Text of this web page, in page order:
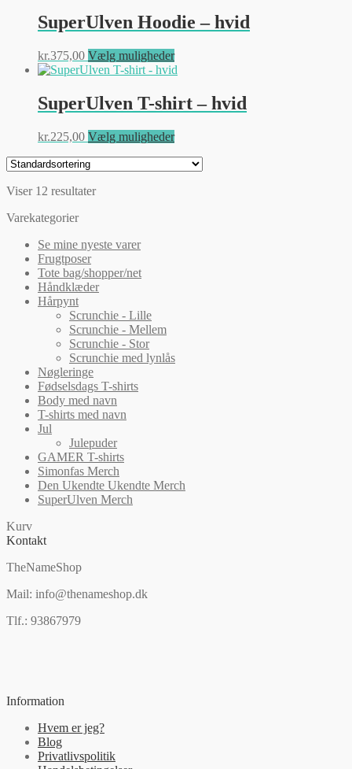
varesiden
flere
varianter.
kan
vælges
varesiden
SuperUlven Hoodie – hvid
kr.375,00 Vælg mulighederDette
vare
flere
varianter.
kan
vælges
på
SuperUlven T-shirt – hvid
kr.225,00 Vælg mulighederDette
Viser 12 resultater
Varekategorier
Se mine nyeste varer
Frugtposer
Tote bag/shopper/net
Håndklæder
Hårpynt
Scrunchie - Lille
Scrunchie - Mellem
Scrunchie - Stor
Scrunchie med lynlås
Nøgleringe
Fødselsdags T-shirts
Body med navn
T-shirts med navn
Jul
Julepuder
GAMER T-shirts
Simonfas Merch
Den Ukendte Ukendte Merch
SuperUlven Merch
Kurv
Kontakt
TheNameShop
Mail: info@thenameshop.dk
Tlf.: 93867979
Information
Hvem er jeg?
Blog
Privatlivspolitik